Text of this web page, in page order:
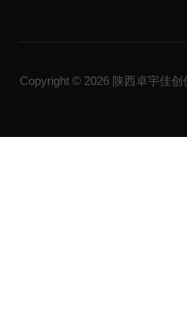
Copyright © 2026 陕西卓宇佳